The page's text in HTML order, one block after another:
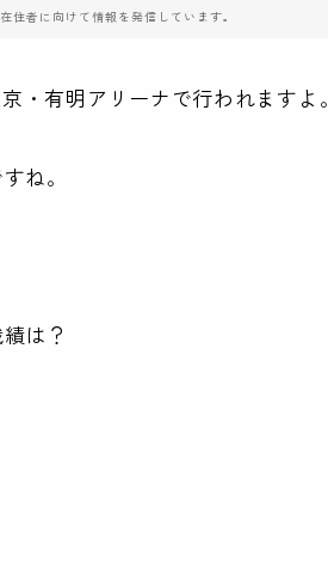
住者に向けて情報を発信しています。
・有明アリーナで行われますよ。
ね。
は？